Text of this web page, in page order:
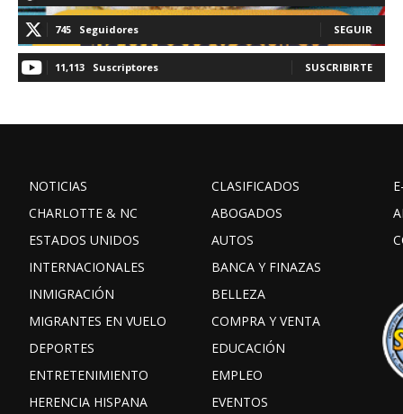
745 Seguidores SEGUIR
11,113 Suscriptores SUSCRIBIRTE
NOTICIAS
CHARLOTTE & NC
ESTADOS UNIDOS
INTERNACIONALES
INMIGRACIÓN
MIGRANTES EN VUELO
DEPORTES
ENTRETENIMIENTO
HERENCIA HISPANA
CLASIFICADOS
ABOGADOS
AUTOS
BANCA Y FINAZAS
BELLEZA
COMPRA Y VENTA
EDUCACIÓN
EMPLEO
EVENTOS